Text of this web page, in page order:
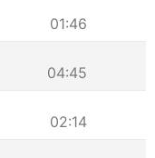
01:46
04:45
02:14